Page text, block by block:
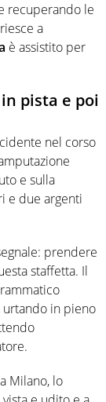
recuperando le
a
è assistito per
pista e poi
nel corso
e sulla
e due argenti
prendere
staffetta. Il
urtando in pieno
Milano, lo